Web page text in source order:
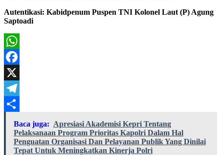
Autentikasi: Kabidpenum Puspen TNI Kolonel Laut (P) Agung
Saptoadi
WhatsApp
Facebook
X
Telegram
Share
Baca juga: Apresiasi Akademisi Kepri Tentang
Pelaksanaan Program Prioritas Kapolri Dalam Hal
Penguatan Organisasi Dan Pelayanan Publik Yang Dinilai
Tepat Untuk Meningkatkan Kinerja Polri